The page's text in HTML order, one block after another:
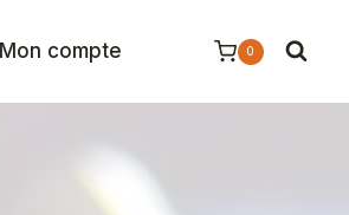
Mon compte 0